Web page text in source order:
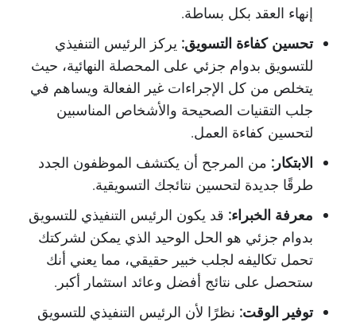
إنهاء العقد بكل بساطة.
تحسين كفاءة التسويق: يركز الرئيس التنفيذي
للتسويق بدوام جزئي على المحصلة النهائية، حيث
يتخلص من كل الإجراءات غير الفعالة ويساهم في
جلب التقنيات الصحيحة والأشخاص المناسبين
لتحسين كفاءة العمل.
الابتكار: من المرجح أن يكتشف الموظفون الجدد
طرقًا جديدة لتحسين نتائجك التسويقية.
معرفة الخبراء: قد يكون الرئيس التنفيذي للتسويق
بدوام جزئي هو الحل الوحيد الذي يمكن لشركتك
تحمل تكاليفه لجلب خبير حقيقي، مما يعني أنك
ستحصل على نتائج أفضل وعائد استثمار أكبر.
توفير الوقت: نظرًا لأن الرئيس التنفيذي للتسويق